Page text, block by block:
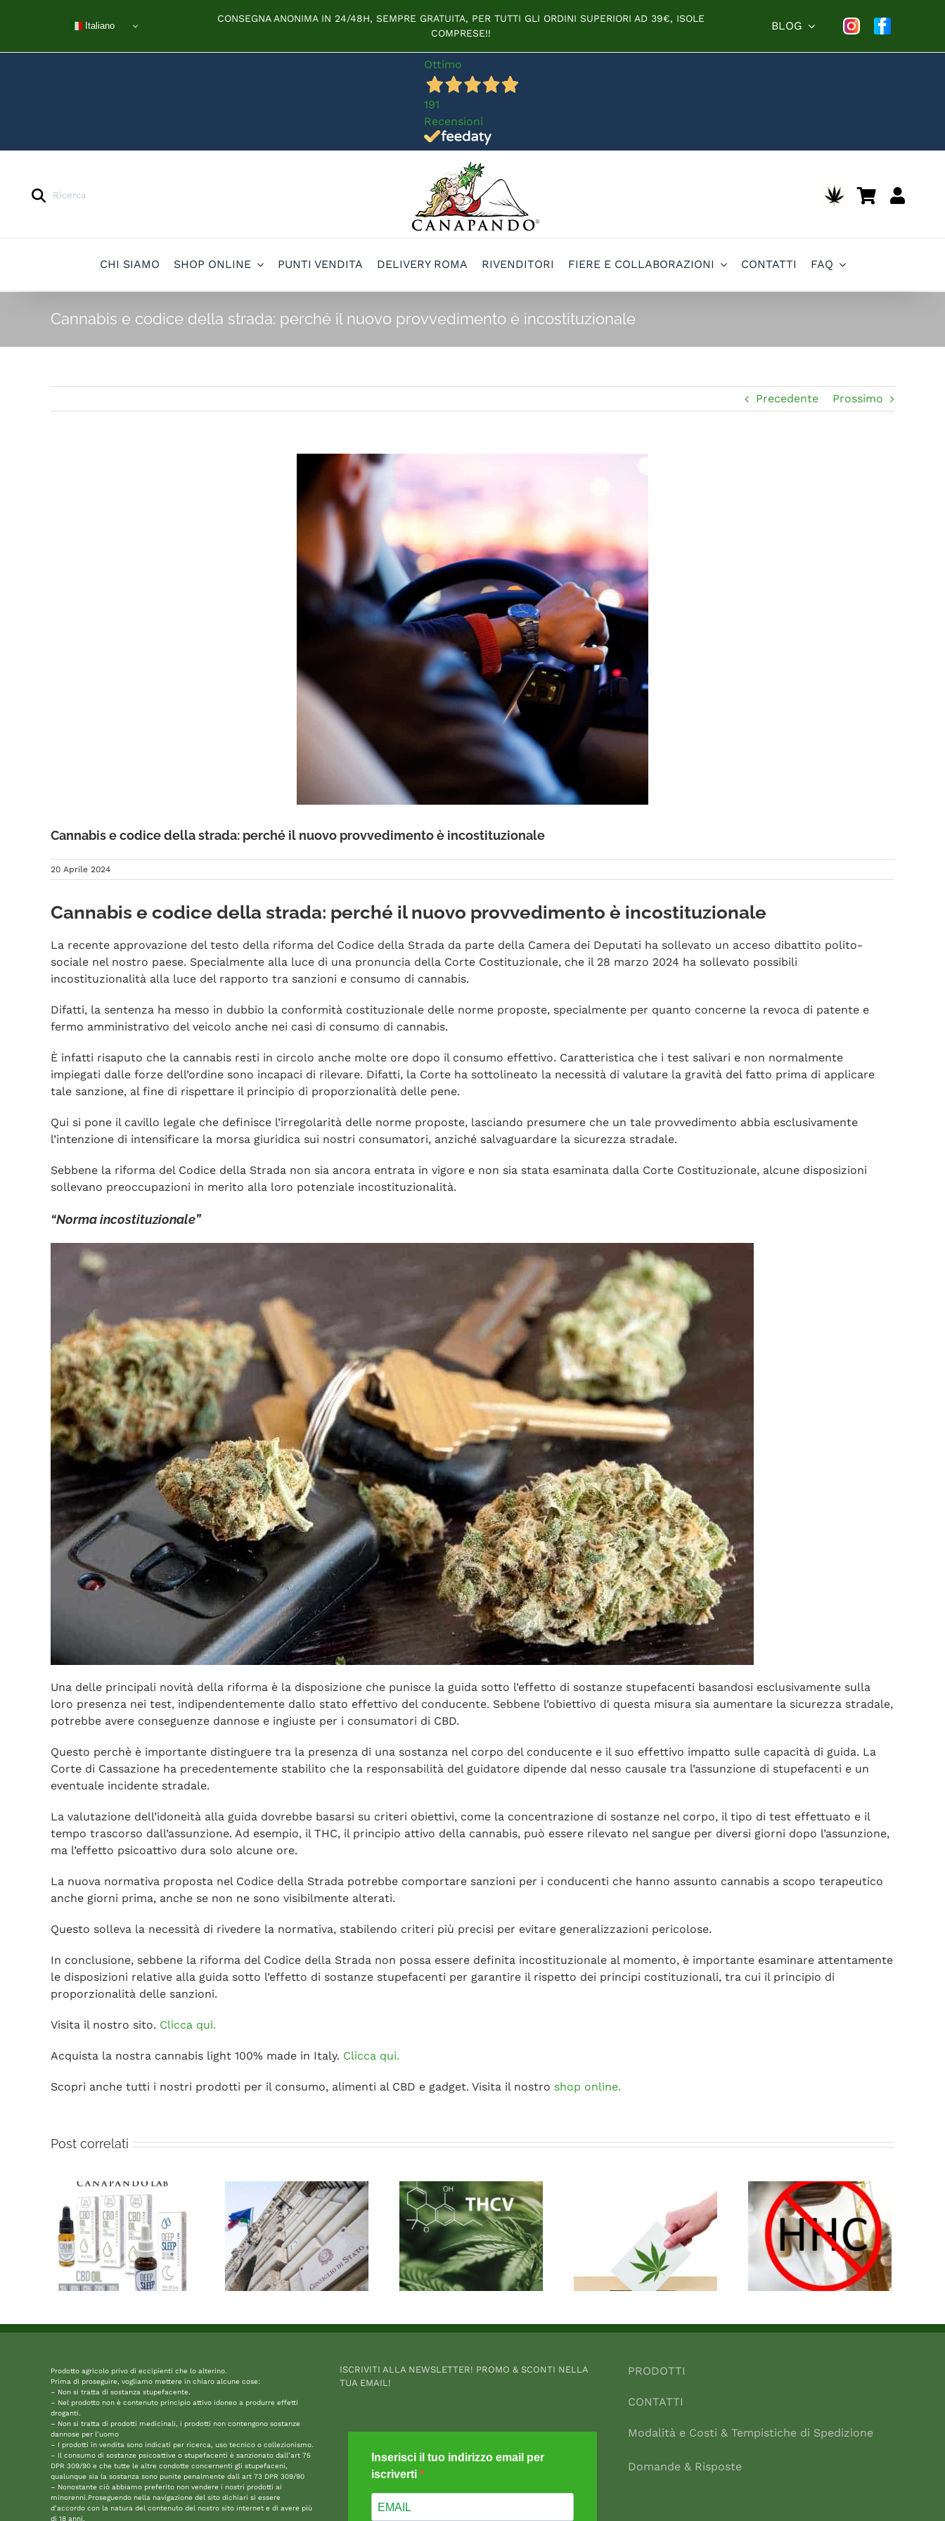
Italiano
CONSEGNA ANONIMA IN 24/48H, SEMPRE GRATUITA, PER TUTTI GLI ORDINI SUPERIORI AD 39€, ISOLE
COMPRESE!!
BLOG
Ottimo
191
Recensioni
Products
search
CHI SIAMO SHOP ONLINE PUNTI VENDITA DELIVERY ROMA RIVENDITORI FIERE E COLLABORAZIONI CONTATTI FAQ
Cannabis e codice della strada: perché il nuovo provvedimento è incostituzionale
Precedente Prossimo
Cannabis e codice della strada: perché il nuovo provvedimento è incostituzionale
20 Aprile 2024
Cannabis e codice della strada: perché il nuovo provvedimento è incostituzionale
La recente approvazione del testo della riforma del Codice della Strada da parte della Camera dei Deputati ha sollevato un acceso dibattito polito-
sociale nel nostro paese. Specialmente alla luce di una pronuncia della Corte Costituzionale, che il 28 marzo 2024 ha sollevato possibili
incostituzionalità alla luce del rapporto tra sanzioni e consumo di cannabis.
Difatti, la sentenza ha messo in dubbio la conformità costituzionale delle norme proposte, specialmente per quanto concerne la revoca di patente e
fermo amministrativo del veicolo anche nei casi di consumo di cannabis.
È infatti risaputo che la cannabis resti in circolo anche molte ore dopo il consumo effettivo. Caratteristica che i test salivari e non normalmente
impiegati dalle forze dell’ordine sono incapaci di rilevare. Difatti, la Corte ha sottolineato la necessità di valutare la gravità del fatto prima di applicare
tale sanzione, al fine di rispettare il principio di proporzionalità delle pene.
Qui si pone il cavillo legale che definisce l’irregolarità delle norme proposte, lasciando presumere che un tale provvedimento abbia esclusivamente
l’intenzione di intensificare la morsa giuridica sui nostri consumatori, anziché salvaguardare la sicurezza stradale.
Sebbene la riforma del Codice della Strada non sia ancora entrata in vigore e non sia stata esaminata dalla Corte Costituzionale, alcune disposizioni
sollevano preoccupazioni in merito alla loro potenziale incostituzionalità.
“Norma incostituzionale”
Una delle principali novità della riforma è la disposizione che punisce la guida sotto l’effetto di sostanze stupefacenti basandosi esclusivamente sulla
loro presenza nei test, indipendentemente dallo stato effettivo del conducente. Sebbene l’obiettivo di questa misura sia aumentare la sicurezza stradale,
potrebbe avere conseguenze dannose e ingiuste per i consumatori di CBD.
Questo perchè è importante distinguere tra la presenza di una sostanza nel corpo del conducente e il suo effettivo impatto sulle capacità di guida. La
Corte di Cassazione ha precedentemente stabilito che la responsabilità del guidatore dipende dal nesso causale tra l’assunzione di stupefacenti e un
eventuale incidente stradale.
La valutazione dell’idoneità alla guida dovrebbe basarsi su criteri obiettivi, come la concentrazione di sostanze nel corpo, il tipo di test effettuato e il
tempo trascorso dall’assunzione. Ad esempio, il THC, il principio attivo della cannabis, può essere rilevato nel sangue per diversi giorni dopo l’assunzione,
ma l’effetto psicoattivo dura solo alcune ore.
La nuova normativa proposta nel Codice della Strada potrebbe comportare sanzioni per i conducenti che hanno assunto cannabis a scopo terapeutico
anche giorni prima, anche se non ne sono visibilmente alterati.
Questo solleva la necessità di rivedere la normativa, stabilendo criteri più precisi per evitare generalizzazioni pericolose.
In conclusione, sebbene la riforma del Codice della Strada non possa essere definita incostituzionale al momento, è importante esaminare attentamente
le disposizioni relative alla guida sotto l’effetto di sostanze stupefacenti per garantire il rispetto dei principi costituzionali, tra cui il principio di
proporzionalità delle sanzioni.
Visita il nostro sito. Clicca qui.
Acquista la nostra cannabis light 100% made in Italy. Clicca qui.
Scopri anche tutti i nostri prodotti per il consumo, alimenti al CBD e gadget. Visita il nostro shop online.
Post correlati
Prodotto agricolo privo di eccipienti che lo alterino.
Prima di proseguire, vogliamo mettere in chiaro alcune cose:
– Non si tratta di sostanza stupefacente.
– Nel prodotto non è contenuto principio attivo idoneo a produrre effetti
droganti.
– Non si tratta di prodotti medicinali, i prodotti non contengono sostanze
dannose per l’uomo
– I prodotti in vendita sono indicati per ricerca, uso tecnico o collezionismo.
– Il consumo di sostanze psicoattive o stupefacenti è sanzionato dall’art 75
DPR 309/90 e che tutte le altre condotte concernenti gli stupefaceni,
qualunque sia la sostanza sono punite penalmente dall art 73 DPR 309/90
– Nonostante ciò abbiamo preferito non vendere i nostri prodotti ai
minorenni.Proseguendo nella navigazione del sito dichiari si essere
d’accordo con la natura del contenuto del nostro sito internet e di avere più
di 18 anni.
ISCRIVITI ALLA NEWSLETTER! PROMO & SCONTI NELLA
TUA EMAIL!
Inserisci il tuo indirizzo email per
iscriverti
PRODOTTI
CONTATTI
Modalità e Costi & Tempistiche di Spedizione
Domande & Risposte